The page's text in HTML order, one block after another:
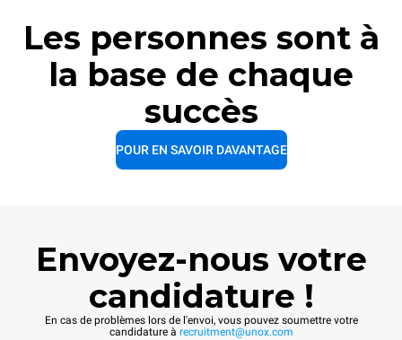
Les personnes sont à
la base de chaque
succès
POUR EN SAVOIR DAVANTAGE
Envoyez-nous votre
candidature !
En cas de problèmes lors de l'envoi, vous pouvez soumettre votre
candidature à recruitment@unox.com​​​​​​​